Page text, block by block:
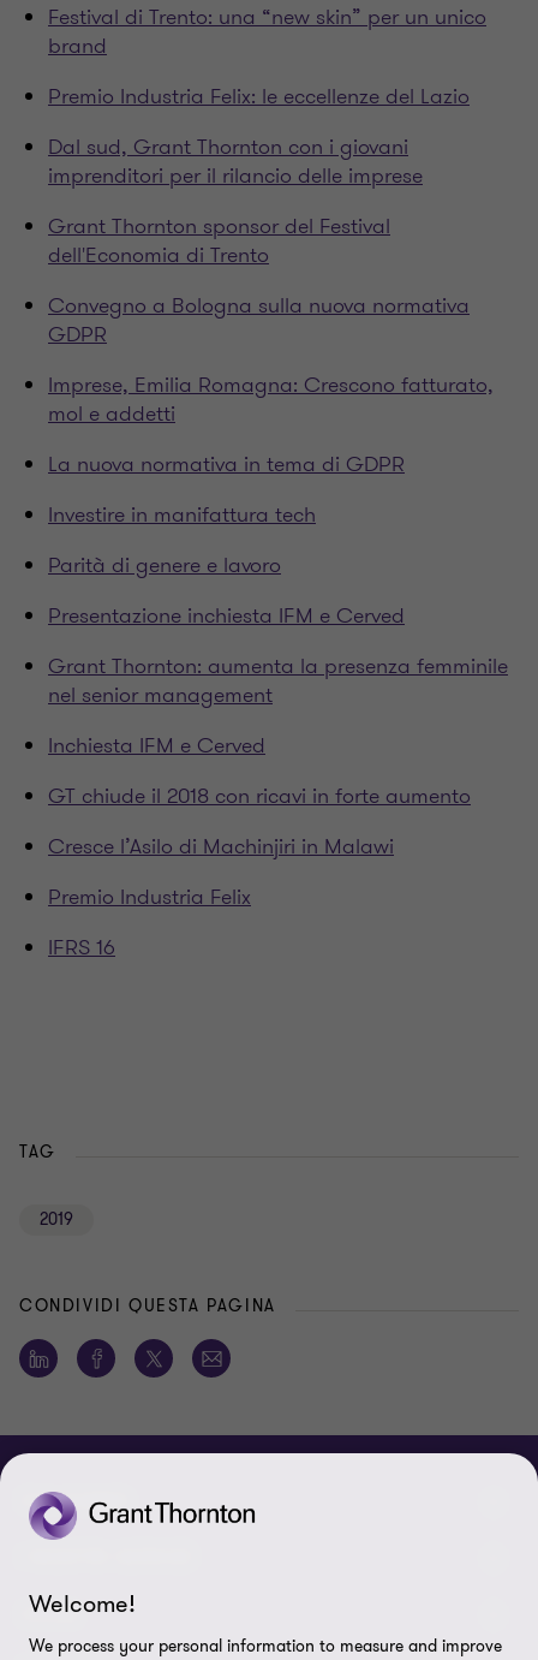
Festival di Trento: una “new skin” per un unico
brand
Premio Industria Felix: le eccellenze del Lazio
Dal sud, Grant Thornton con i giovani
imprenditori per il rilancio delle imprese
Grant Thornton sponsor del Festival
dell'Economia di Trento
Convegno a Bologna sulla nuova normativa
GDPR
Imprese, Emilia Romagna: Crescono fatturato,
mol e addetti
La nuova normativa in tema di GDPR
Investire in manifattura tech
Parità di genere e lavoro
Presentazione inchiesta IFM e Cerved
Grant Thornton: aumenta la presenza femminile
nel senior management
Inchiesta IFM e Cerved
GT chiude il 2018 con ricavi in forte aumento
Cresce l’Asilo di Machinjiri in Malawi
Premio Industria Felix
IFRS 16
TAG
2019
CONDIVIDI QUESTA PAGINA
CHI SIAMO
Chi Siamo
Contattaci
I nostri servizi di assurance
LEGAL
Welcome!
We process your personal information to measure and improve